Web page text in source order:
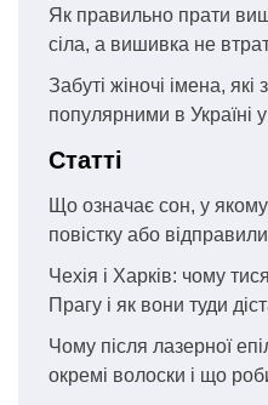
Як правильно прати
сіла, а вишивка не
Забуті жіночі імена, які
популярними в Україні
Статті
Що означає сон, у
повістку або
Чехія і Харків: чому
Прагу і як вони туди
Чому після лазерної
окремі волоски і що